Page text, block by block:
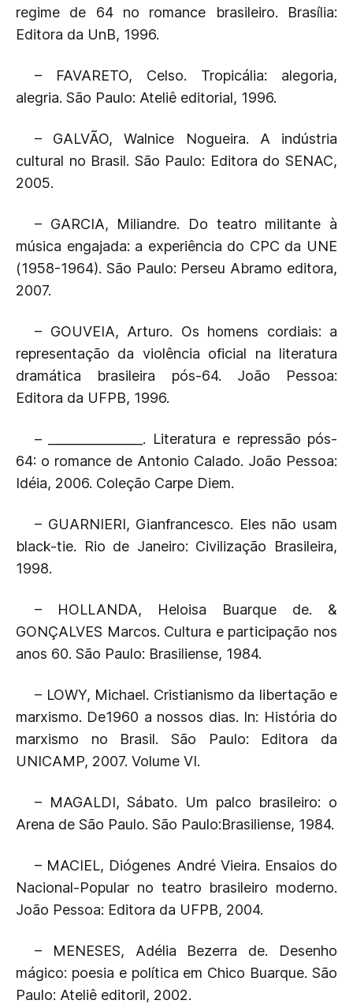
regime de 64 no romance brasileiro. Brasília:
Editora da UnB, 1996.
– FAVARETO, Celso. Tropicália: alegoria,
alegria. São Paulo: Ateliê editorial, 1996.
– GALVÃO, Walnice Nogueira. A indústria
cultural no Brasil. São Paulo: Editora do SENAC,
2005.
– GARCIA, Miliandre. Do teatro militante à
música engajada: a experiência do CPC da UNE
(1958-1964). São Paulo: Perseu Abramo editora,
2007.
– GOUVEIA, Arturo. Os homens cordiais: a
representação da violência oficial na literatura
dramática brasileira pós-64. João Pessoa:
Editora da UFPB, 1996.
– _______________. Literatura e repressão pós-
64: o romance de Antonio Calado. João Pessoa:
Idéia, 2006. Coleção Carpe Diem.
– GUARNIERI, Gianfrancesco. Eles não usam
black-tie. Rio de Janeiro: Civilização Brasileira,
1998.
– HOLLANDA, Heloisa Buarque de. &
GONÇALVES Marcos. Cultura e participação nos
anos 60. São Paulo: Brasiliense, 1984.
– LOWY, Michael. Cristianismo da libertação e
marxismo. De1960 a nossos dias. In: História do
marxismo no Brasil. São Paulo: Editora da
UNICAMP, 2007. Volume VI.
– MAGALDI, Sábato. Um palco brasileiro: o
Arena de São Paulo. São Paulo:Brasiliense, 1984.
– MACIEL, Diógenes André Vieira. Ensaios do
Nacional-Popular no teatro brasileiro moderno.
João Pessoa: Editora da UFPB, 2004.
– MENESES, Adélia Bezerra de. Desenho
mágico: poesia e política em Chico Buarque. São
Paulo: Ateliê editoril, 2002.